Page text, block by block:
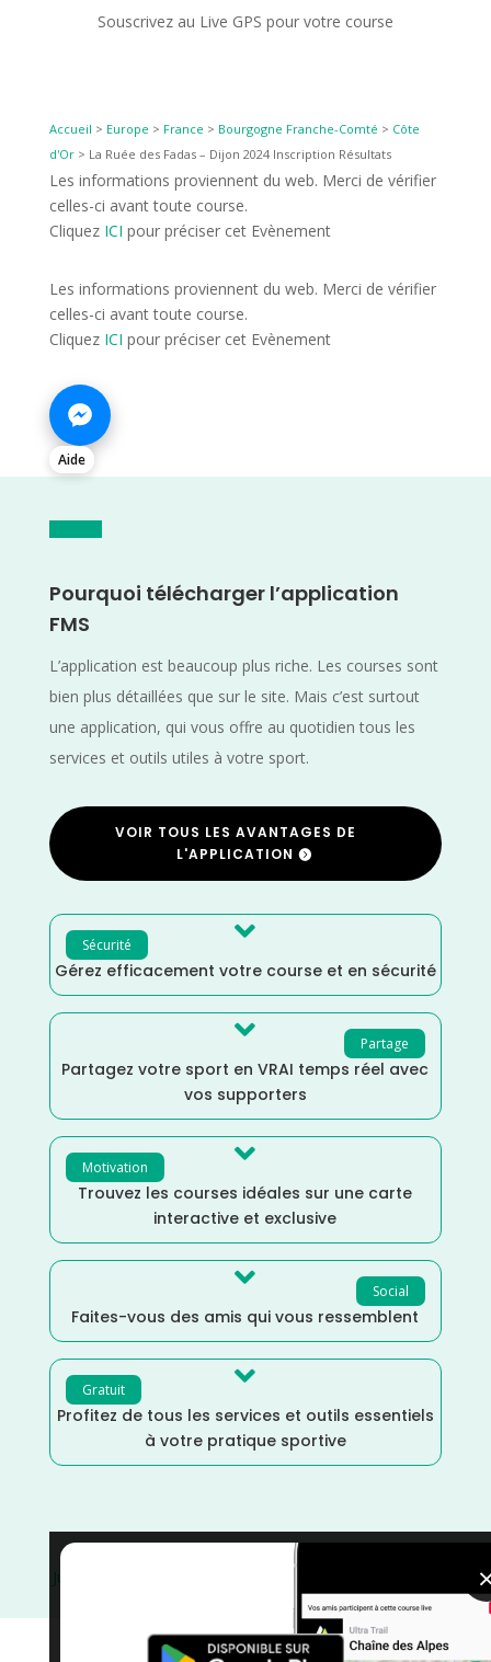
Souscrivez au Live GPS pour votre course
Accueil > Europe > France > Bourgogne Franche-Comté > Côte
d'Or> La Ruée des Fadas – Dijon 2024 Inscription Résultats
Les informations proviennent du web. Merci de vérifier
celles-ci avant toute course.
Cliquez ICI pour préciser cet Evènement
Les informations proviennent du web. Merci de vérifier
celles-ci avant toute course.
Cliquez ICI pour préciser cet Evènement
Aide
Pourquoi télécharger l’application
FMS
L’application est beaucoup plus riche. Les courses sont
bien plus détaillées que sur le site. Mais c’est surtout
une application, qui vous offre au quotidien tous les
services et outils utiles à votre sport.
VOIR TOUS LES AVANTAGES DE
L'APPLICATION
Sécurité 
Gérez efficacement votre course et en sécurité
Partage

Partagez votre sport en VRAI temps réel avec
vos supporters
Motivation 
Trouvez les courses idéales sur une carte
interactive et exclusive
Social

Faites-vous des amis qui vous ressemblent
Gratuit 
Profitez de tous les services et outils essentiels
à votre pratique sportive
Juin